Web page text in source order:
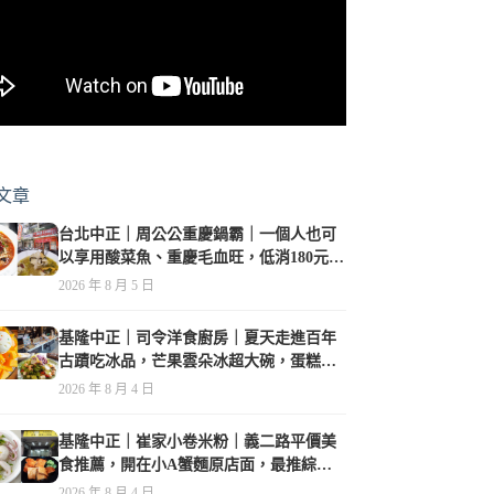
章
台北中正｜周公公重慶鍋霸｜一個人也可
以享用酸菜魚、重慶毛血旺，低消180元，
珍珠奶茶免費喝到爽
2026 年 8 月 5 日
基隆中正｜司令洋食廚房｜夏天走進百年
古蹟吃冰品，芒果雲朵冰超大碗，蛋糕、
甜點及炸物都在水準之上
2026 年 8 月 4 日
基隆中正｜崔家小卷米粉｜義二路平價美
食推薦，開在小A蟹麵原店面，最推綜合
海鮮麵